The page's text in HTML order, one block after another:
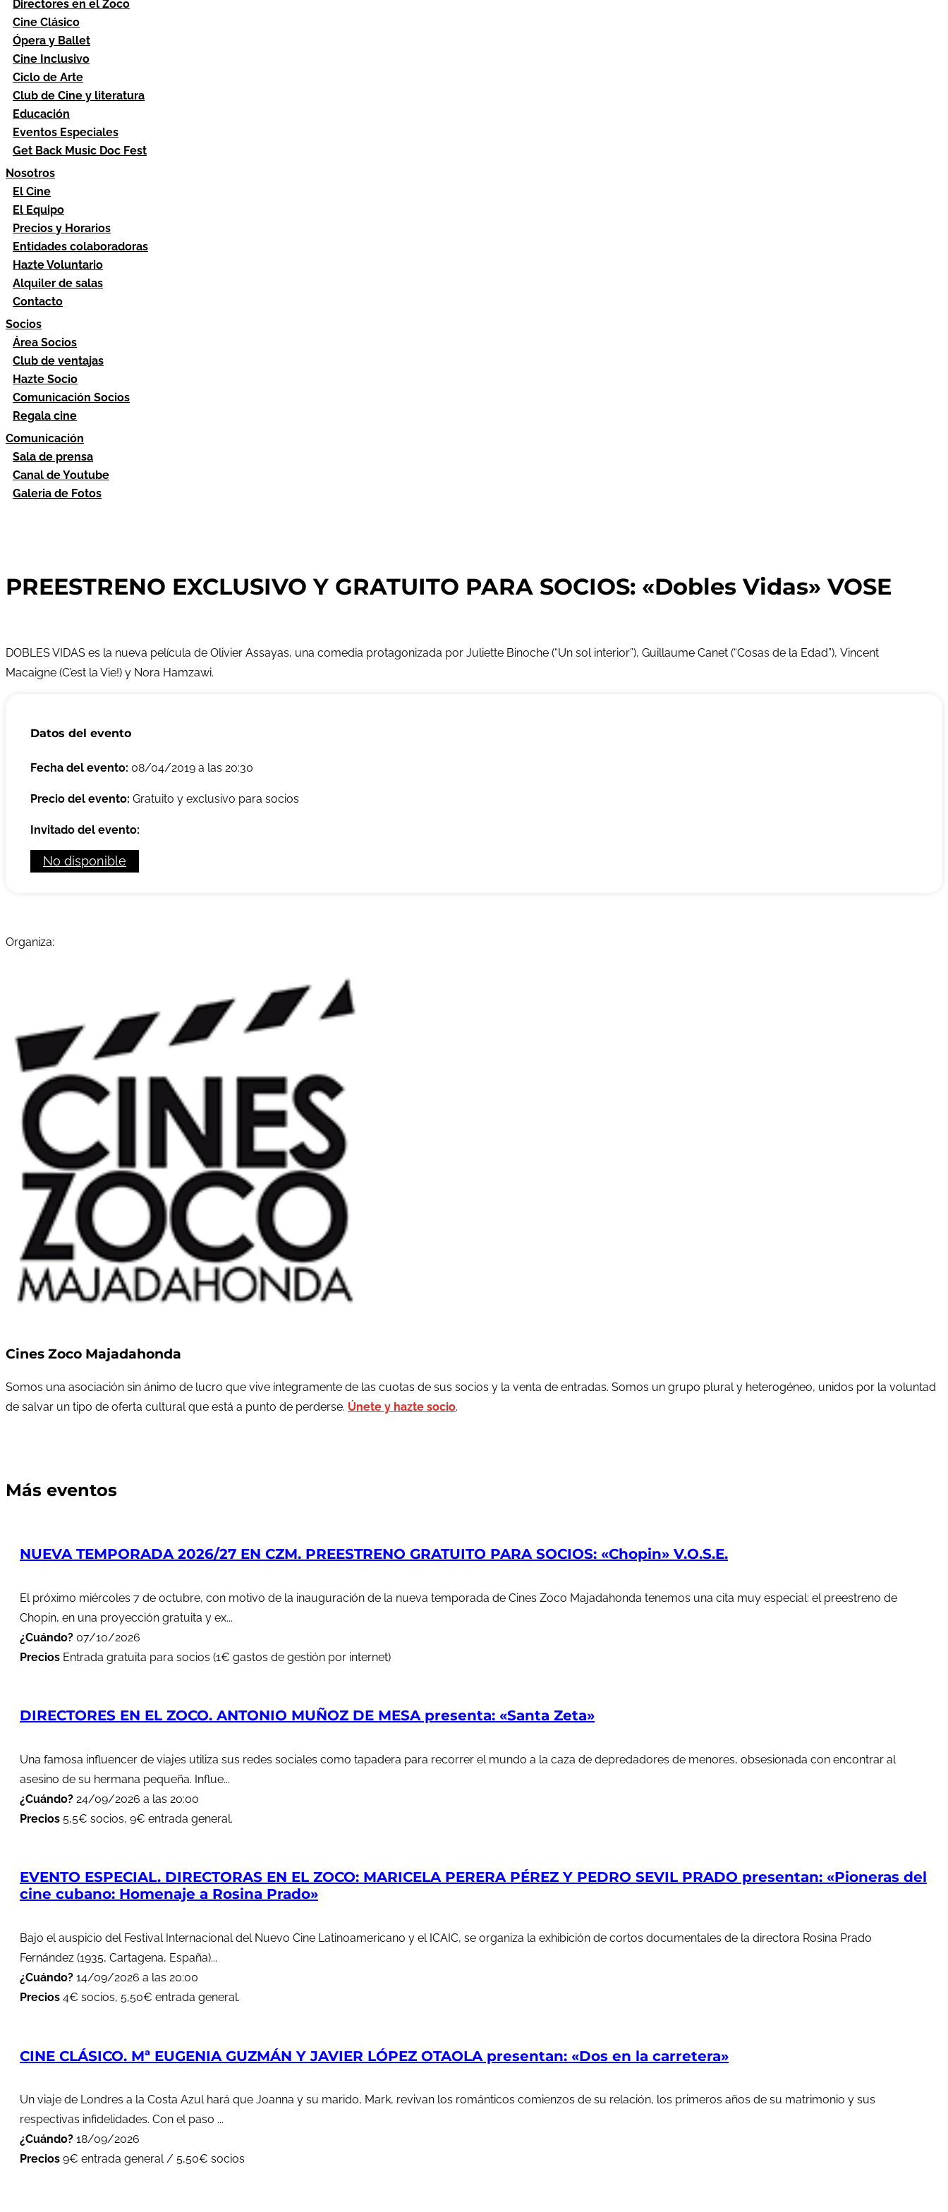
Directores en el Zoco
Cine Clásico
Ópera y Ballet
Cine Inclusivo
Ciclo de Arte
Club de Cine y literatura
Educación
Eventos Especiales
Get Back Music Doc Fest
Nosotros
El Cine
El Equipo
Precios y Horarios
Entidades colaboradoras
Hazte Voluntario
Alquiler de salas
Contacto
Socios
Área Socios
Club de ventajas
Hazte Socio
Comunicación Socios
Regala cine
Comunicación
Sala de prensa
Canal de Youtube
Galeria de Fotos
PREESTRENO EXCLUSIVO Y GRATUITO PARA SOCIOS: «Dobles Vidas» VOSE
DOBLES VIDAS es la nueva película de Olivier Assayas, una comedia protagonizada por Juliette Binoche (“Un sol interior”), Guillaume Canet (“Cosas de la Edad”), Vincent
Macaigne (C’est la Vie!) y Nora Hamzawi.
Datos del evento
Fecha del evento: 08/04/2019 a las 20:30
Precio del evento: Gratuito y exclusivo para socios
Invitado del evento:
No disponible
Organiza:
Cines Zoco Majadahonda
Somos una asociación sin ánimo de lucro que vive íntegramente de las cuotas de sus socios y la venta de entradas. Somos un grupo plural y heterogéneo, unidos por la voluntad
de salvar un tipo de oferta cultural que está a punto de perderse. Únete y hazte socio.
Más eventos
NUEVA TEMPORADA 2026/27 EN CZM. PREESTRENO GRATUITO PARA SOCIOS: «Chopin» V.O.S.E.
El próximo miércoles 7 de octubre, con motivo de la inauguración de la nueva temporada de Cines Zoco Majadahonda tenemos una cita muy especial: el preestreno de
Chopin, en una proyección gratuita y ex...
¿Cuándo? 07/10/2026
Precios Entrada gratuita para socios (1€ gastos de gestión por internet)
DIRECTORES EN EL ZOCO. ANTONIO MUÑOZ DE MESA presenta: «Santa Zeta»
Una famosa influencer de viajes utiliza sus redes sociales como tapadera para recorrer el mundo a la caza de depredadores de menores, obsesionada con encontrar al
asesino de su hermana pequeña. Influe...
¿Cuándo? 24/09/2026 a las 20:00
Precios 5,5€ socios, 9€ entrada general.
EVENTO ESPECIAL. DIRECTORAS EN EL ZOCO: MARICELA PERERA PÉREZ Y PEDRO SEVIL PRADO presentan: «Pioneras del
cine cubano: Homenaje a Rosina Prado»
Bajo el auspicio del Festival Internacional del Nuevo Cine Latinoamericano y el ICAIC, se organiza la exhibición de cortos documentales de la directora Rosina Prado
Fernández (1935, Cartagena, España)...
¿Cuándo? 14/09/2026 a las 20:00
Precios 4€ socios, 5,50€ entrada general.
CINE CLÁSICO. Mª EUGENIA GUZMÁN Y JAVIER LÓPEZ OTAOLA presentan: «Dos en la carretera»
Un viaje de Londres a la Costa Azul hará que Joanna y su marido, Mark, revivan los románticos comienzos de su relación, los primeros años de su matrimonio y sus
respectivas infidelidades. Con el paso ...
¿Cuándo? 18/09/2026
Precios 9€ entrada general / 5,50€ socios